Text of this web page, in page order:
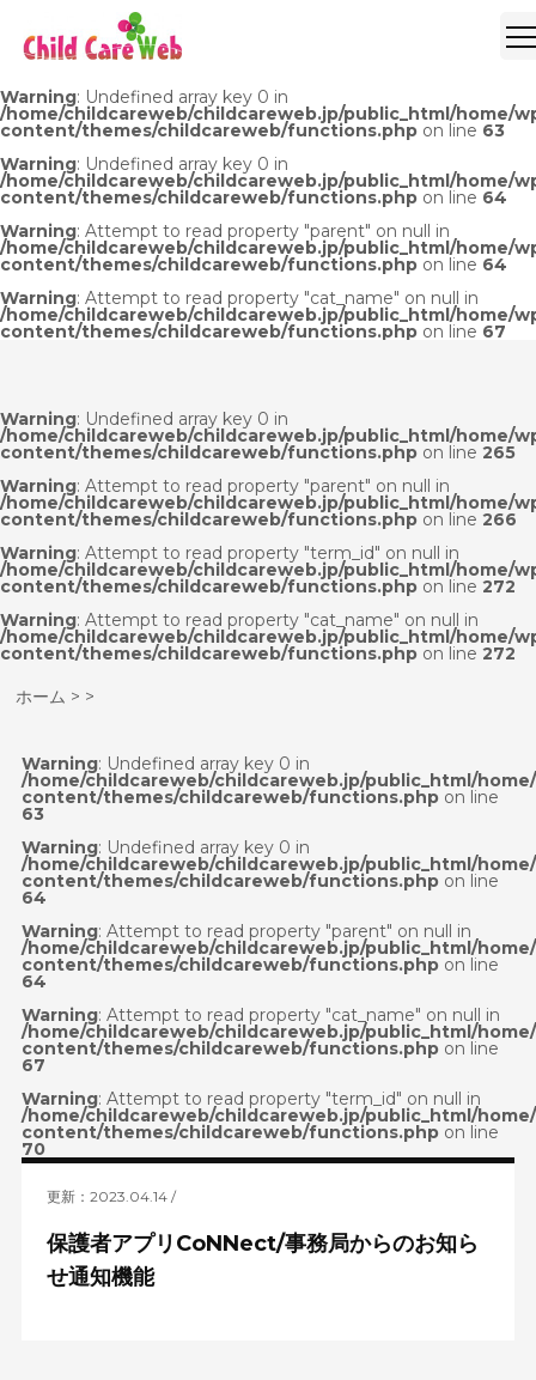
Warning: Undefined array key 0 in
/home/childcareweb/childcareweb.jp/public_html/home/
content/themes/childcareweb/functions.php on line 63
Warning: Undefined array key 0 in
/home/childcareweb/childcareweb.jp/public_html/home/
content/themes/childcareweb/functions.php on line 64
Warning: Attempt to read property "parent" on null in
/home/childcareweb/childcareweb.jp/public_html/home/
content/themes/childcareweb/functions.php on line 64
Warning: Attempt to read property "cat_name" on null in
/home/childcareweb/childcareweb.jp/public_html/home/
content/themes/childcareweb/functions.php on line 67
Warning: Undefined array key 0 in
/home/childcareweb/childcareweb.jp/public_html/home/
content/themes/childcareweb/functions.php on line 265
Warning: Attempt to read property "parent" on null in
/home/childcareweb/childcareweb.jp/public_html/home/
content/themes/childcareweb/functions.php on line 266
Warning: Attempt to read property "term_id" on null in
/home/childcareweb/childcareweb.jp/public_html/home/
content/themes/childcareweb/functions.php on line 272
Warning: Attempt to read property "cat_name" on null in
/home/childcareweb/childcareweb.jp/public_html/home/
content/themes/childcareweb/functions.php on line 272
ホーム > >
Warning: Undefined array key 0 in
/home/childcareweb/childcareweb.jp/public_html/
content/themes/childcareweb/functions.phpon line
63
Warning: Undefined array key 0 in
/home/childcareweb/childcareweb.jp/public_html/
content/themes/childcareweb/functions.phpon line
64
Warning: Attempt to read property "parent" on null in
/home/childcareweb/childcareweb.jp/public_html/
content/themes/childcareweb/functions.phpon line
64
Warning: Attempt to read property "cat_name" on null in
/home/childcareweb/childcareweb.jp/public_html/
content/themes/childcareweb/functions.phpon line
67
Warning: Attempt to read property "term_id" on null in
/home/childcareweb/childcareweb.jp/public_html/
content/themes/childcareweb/functions.phpon line
70
更新：2023.04.14
保護者アプリCoNNect/事務局からのお知ら
せ通知機能